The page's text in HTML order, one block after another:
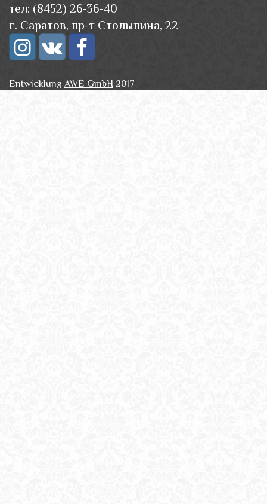
тел: (8452) 26-36-40
г. Саратов, пр-т Столыпина, 22
Entwicklung AWE GmbH 2017